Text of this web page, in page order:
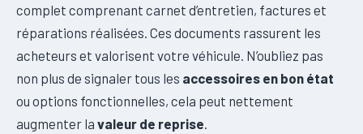
complet comprenant carnet d’entretien, factures et
réparations réalisées. Ces documents rassurent les
acheteurs et valorisent votre véhicule. N’oubliez pas
non plus de signaler tous les accessoires en bon état
ou options fonctionnelles, cela peut nettement
augmenter la valeur de reprise